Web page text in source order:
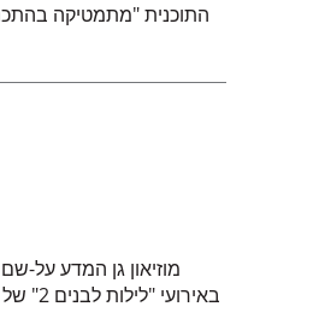
התוכנית "מתמטיקה
מוזיאון גן המדע על-